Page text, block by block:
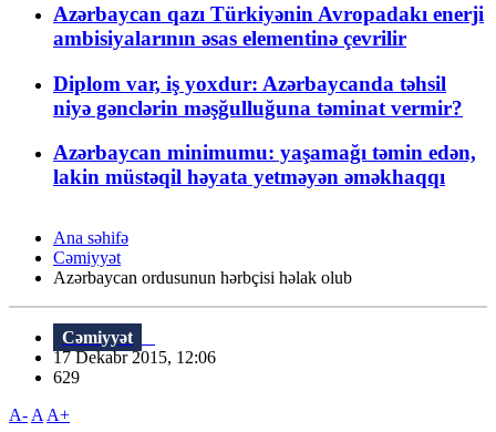
Azərbaycan qazı Türkiyənin Avropadakı enerji
ambisiyalarının əsas elementinə çevrilir
Diplom var, iş yoxdur: Azərbaycanda təhsil
niyə gənclərin məşğulluğuna təminat vermir?
Azərbaycan minimumu: yaşamağı təmin edən,
lakin müstəqil həyata yetməyən əməkhaqqı
Ana səhifə
Cəmiyyət
Azərbaycan ordusunun hərbçisi həlak olub
Cəmiyyət
17 Dekabr 2015, 12:06
629
A- A A+